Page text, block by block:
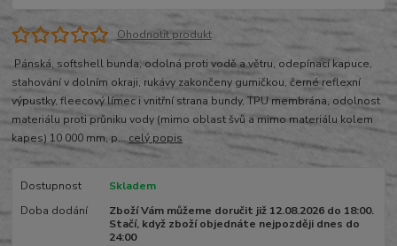
Ohodnotit produkt
Pánská, softshell bunda, odolná proti vodě a větru, odepínací kapuce,
stahování v dolním okraji, rukávy zakončeny gumičkou, černé reflexní
výpustky, fleecový límec i vnitřní strana bundy, TPU membrána, odolnost
materiálu proti průniku vody (mimo oblast švů a mimo materiálu kolem
kapes) 10 000 mm, p... celý popis
Dostupnost
Skladem
Doba dodání
Zboží Vám můžeme doručit již 12.08.2026 do 18:00.
Stačí, když zboží objednáte nejpozději dnes do
24:00